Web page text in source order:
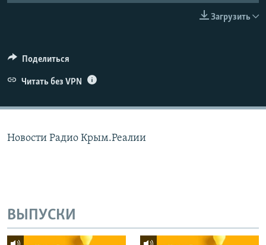
ELIFBE
УКРАИНСКАЯ ПРОБЛЕМА КРЫМА
Загрузить
Поделиться
Читать без VPN
Новости Радио Крым.Реалии
ВЫПУСКИ